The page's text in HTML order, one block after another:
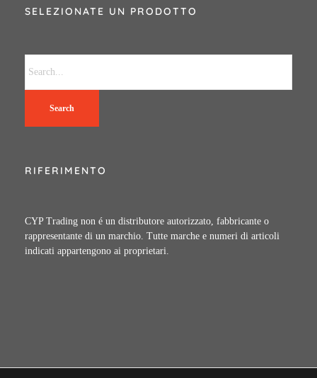
SELEZIONATE UN PRODOTTO
Search
RIFERIMENTO
CYP Trading non é un distributore autorizzato, fabbricante o
rappresentante di un marchio. Tutte marche e numeri di articoli
indicati appartengono ai proprietari.